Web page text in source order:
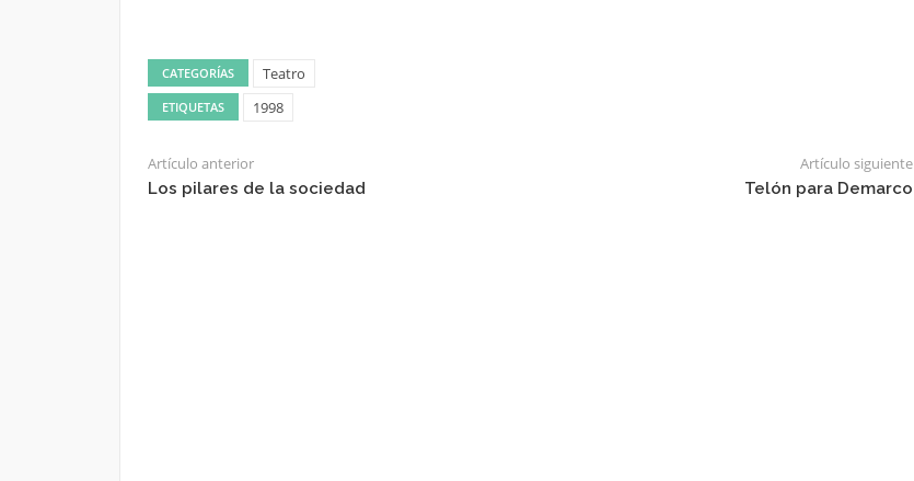
CATEGORÍAS Teatro
ETIQUETAS 1998
Artículo anterior
Los pilares de la sociedad
Artículo siguiente
Telón para Demarco